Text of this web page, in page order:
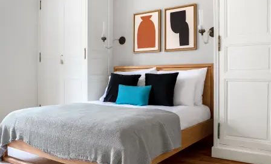
Eleve su estancia corporativa